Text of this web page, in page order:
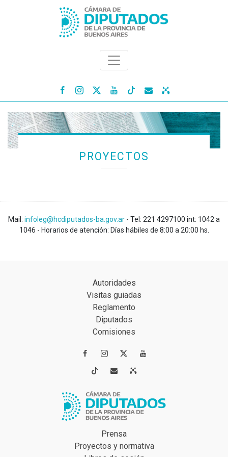
   
PROYECTOS
Mail: infoleg@hcdiputados-ba.gov.ar - Tel: 221 4297100 int: 1042 a
1046 - Horarios de atención: Días hábiles de 8:00 a 20:00 hs.
Autoridades
Visitas guiadas
Reglamento
Diputados
Comisiones
 
 
Prensa
Proyectos y normativa